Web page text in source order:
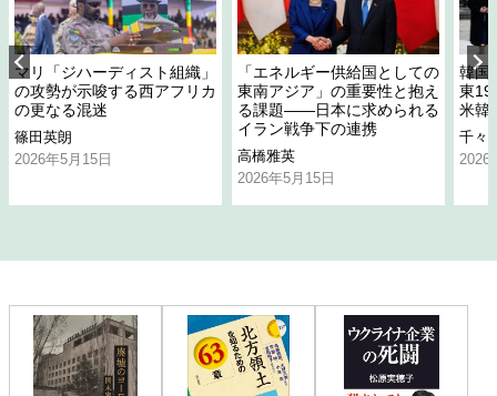
マリ「ジハーディスト組織」
の攻勢が示唆する西アフリカ
の更なる混迷
篠田英朗
2026年5月15日
「エネルギー供給国としての
東南アジア」の重要性と抱え
る課題――日本に求められる
イラン戦争下の連携
高橋雅英
2026年5月15日
韓国
東
米韓
千々
2026